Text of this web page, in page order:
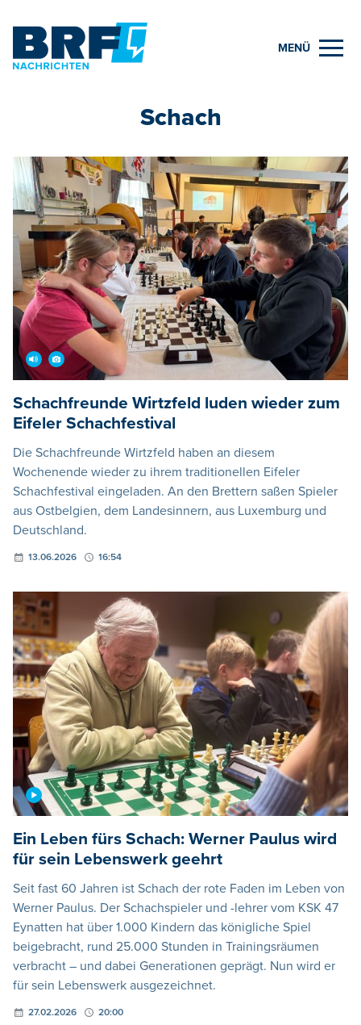
MENÜ
Schach
Schachfreunde Wirtzfeld luden wieder zum
Eifeler Schachfestival
Die Schachfreunde Wirtzfeld haben an diesem
Wochenende wieder zu ihrem traditionellen Eifeler
Schachfestival eingeladen. An den Brettern saßen Spieler
aus Ostbelgien, dem Landesinnern, aus Luxemburg und
Deutschland.
13.06.2026 16:54
Ein Leben fürs Schach: Werner Paulus wird
für sein Lebenswerk geehrt
Seit fast 60 Jahren ist Schach der rote Faden im Leben von
Werner Paulus. Der Schachspieler und -lehrer vom KSK 47
Eynatten hat über 1.000 Kindern das königliche Spiel
beigebracht, rund 25.000 Stunden in Trainingsräumen
verbracht – und dabei Generationen geprägt. Nun wird er
für sein Lebenswerk ausgezeichnet.
27.02.2026 20:00